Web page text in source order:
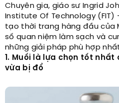
Chuyên gia, giáo sư Ingrid
Institute Of Technology
tạo thời trang hàng đầu của
số quan niệm làm sạch và
những giải pháp phù hợp
1. Muối là lựa chọn tốt
vừa bị đổ